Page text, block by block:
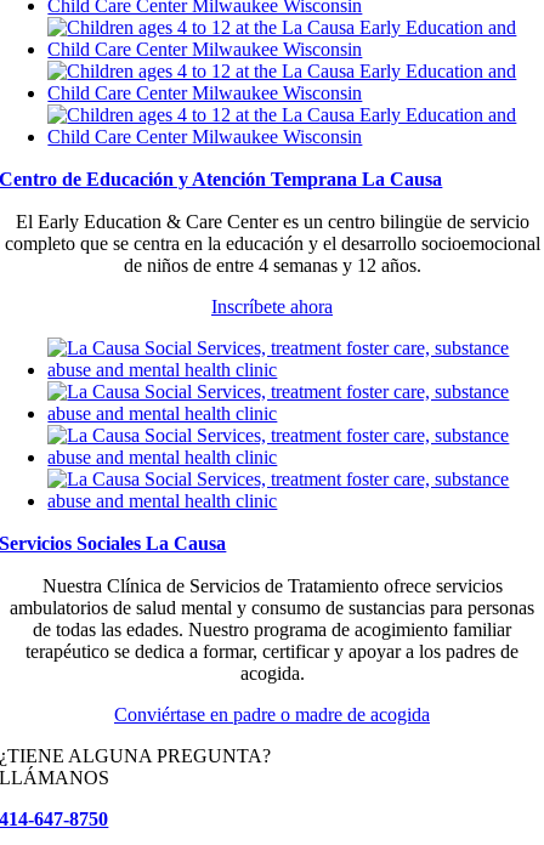
Centro de Educación y Atención Temprana La Causa
El Early Education & Care Center es un centro bilingüe de servicio
completo que se centra en la educación y el desarrollo socioemocional
de niños de entre 4 semanas y 12 años.
Inscríbete ahora
Servicios Sociales La Causa
Nuestra Clínica de Servicios de Tratamiento ofrece servicios
ambulatorios de salud mental y consumo de sustancias para personas
de todas las edades. Nuestro programa de acogimiento familiar
terapéutico se dedica a formar, certificar y apoyar a los padres de
acogida.
Conviértase en padre o madre de acogida
¿TIENE ALGUNA PREGUNTA?
LLÁMANOS
414-647-8750